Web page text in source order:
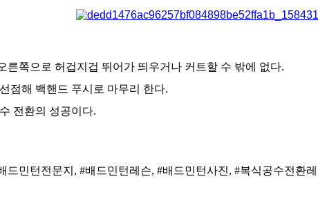
쪽으로 허겁지겁 뛰어가 띄우거나 커트할 수 밖에 없다.
점해 백핸드 푸시로 마무리 한다.
전환의 성공이다.
드민턴전문지, #배드민턴레슨, #배드민턴사진, #복식공수전환